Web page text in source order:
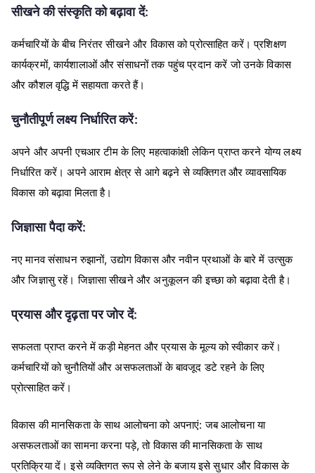
सीखने की संस्कृति को बढ़ावा दें:
कर्मचारियों के बीच निरंतर सीखने और विकास को प्रोत्साहित करें। प्रशिक्षण
कार्यक्रमों, कार्यशालाओं और संसाधनों तक पहुंच प्रदान करें जो उनके विकास
और कौशल वृद्धि में सहायता करते हैं।
चुनौतीपूर्ण लक्ष्य निर्धारित करें:
अपने और अपनी एचआर टीम के लिए महत्वाकांक्षी लेकिन प्राप्त करने योग्य लक्ष्य
निर्धारित करें। अपने आराम क्षेत्र से आगे बढ़ने से व्यक्तिगत और व्यावसायिक
विकास को बढ़ावा मिलता है।
जिज्ञासा पैदा करें:
नए मानव संसाधन रुझानों, उद्योग विकास और नवीन प्रथाओं के बारे में उत्सुक
और जिज्ञासु रहें। जिज्ञासा सीखने और अनुकूलन की इच्छा को बढ़ावा देती है।
प्रयास और दृढ़ता पर जोर दें:
सफलता प्राप्त करने में कड़ी मेहनत और प्रयास के मूल्य को स्वीकार करें।
कर्मचारियों को चुनौतियों और असफलताओं के बावजूद डटे रहने के लिए
प्रोत्साहित करें।
विकास की मानसिकता के साथ आलोचना को अपनाएं: जब आलोचना या
असफलताओं का सामना करना पड़े, तो विकास की मानसिकता के साथ
प्रतिक्रिया दें। इसे व्यक्तिगत रूप से लेने के बजाय इसे सुधार और विकास के